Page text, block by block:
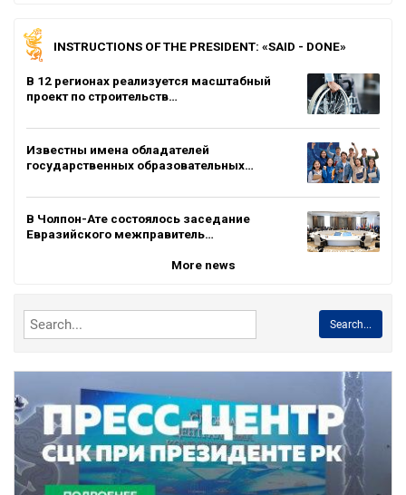
INSTRUCTIONS OF THE PRESIDENT: «SAID - DONE»
В 12 регионах реализуется масштабный
проект по строительств…
Известны имена обладателей
государственных образовательных…
В Чолпон-Ате состоялось заседание
Евразийского межправитель…
More news
Search...